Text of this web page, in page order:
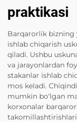
praktikasi
Barqarorlik bizning
ishlab chiqarish
qiladi. Ushbu
va jarayonlardan
stakanlar ishlab
mos keladi.
mumkin bo'lgan
korxonalar